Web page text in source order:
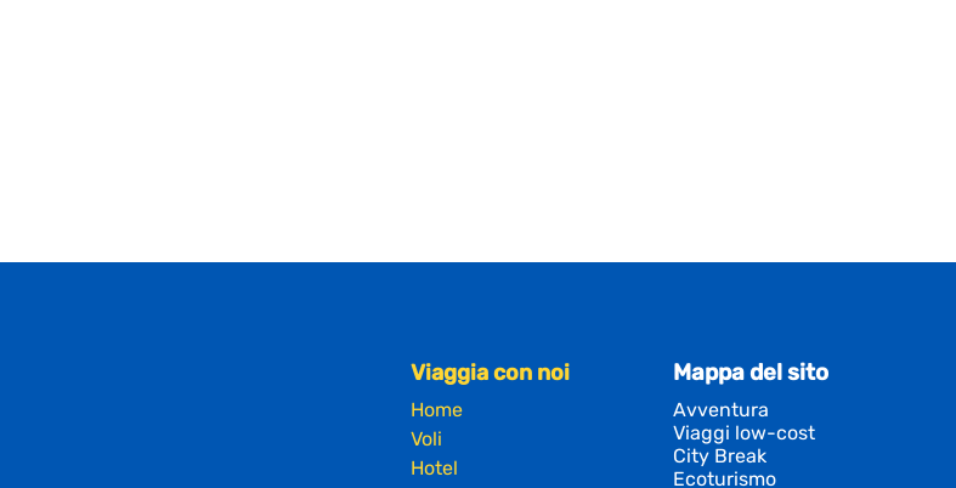
Viaggia con noi
Home
Voli
Hotel
Mappa del sito
Avventura
Viaggi low-cost
City Break
Ecoturismo